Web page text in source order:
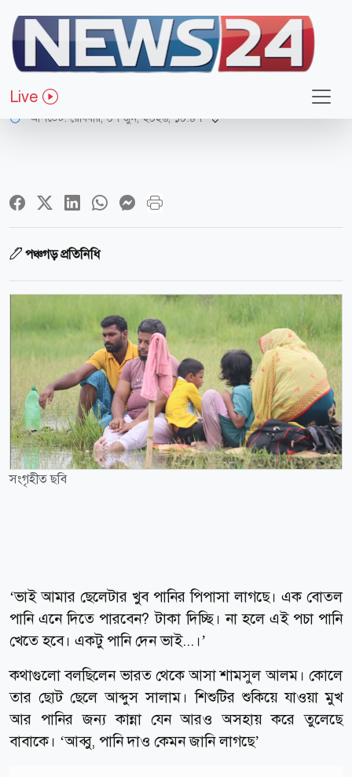
Live
সারাদেশ
‘আব্বু, কেমন জানি লাগছে’
আপডেট: রোববার, ০৭ জুন, ২০২৬, ১০:৪৭
পঞ্চগড় প্রতিনিধি
সংগৃহীত ছবি
‘ভাই আমার ছেলেটার খুব পানির পিপাসা লাগছে। এক বোতল
পানি এনে দিতে পারবেন? টাকা দিচ্ছি। না হলে এই পচা পানি
খেতে হবে। একটু পানি দেন ভাই...।’
কথাগুলো বলছিলেন ভারত থেকে আসা শামসুল আলম। কোলে
তার ছোট ছেলে আব্দুস সালাম। শিশুটির শুকিয়ে যাওয়া মুখ
আর পানির জন্য কান্না যেন আরও অসহায় করে তুলেছে
বাবাকে। ‘আব্বু, পানি দাও কেমন জানি লাগছে’